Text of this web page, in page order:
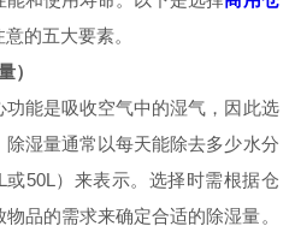
的五大要素。
）
是吸收空气中的湿气，因此选
除湿量通常以每天能除去多少水分
或50L）来表示。选择时需根据仓
品的需求来确定合适的除湿量。